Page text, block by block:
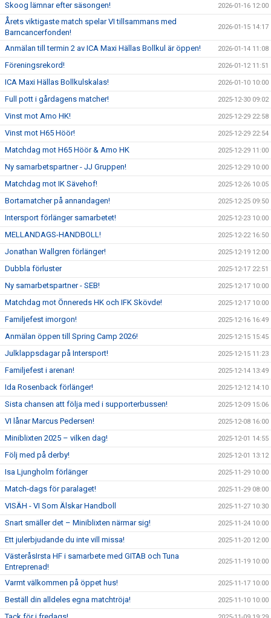
Skoog lämnar efter säsongen! 2026-01-16 12:00
Årets viktigaste match spelar VI tillsammans med
Barncancerfonden!
2026-01-15 14:17
Anmälan till termin 2 av ICA Maxi Hällas Bollkul är öppen! 2026-01-14 11:08
Föreningsrekord! 2026-01-12 11:51
ICA Maxi Hällas Bollkulskalas! 2026-01-10 10:00
Full pott i gårdagens matcher! 2025-12-30 09:02
Vinst mot Amo HK! 2025-12-29 22:58
Vinst mot H65 Höör! 2025-12-29 22:54
Matchdag mot H65 Höör & Amo HK 2025-12-29 11:00
Ny samarbetspartner - JJ Gruppen! 2025-12-29 10:00
Matchdag mot IK Sävehof! 2025-12-26 10:05
Bortamatcher på annandagen! 2025-12-25 09:50
Intersport förlänger samarbetet! 2025-12-23 10:00
MELLANDAGS-HANDBOLL! 2025-12-22 16:50
Jonathan Wallgren förlänger! 2025-12-19 12:00
Dubbla förluster 2025-12-17 22:51
Ny samarbetspartner - SEB! 2025-12-17 10:00
Matchdag mot Önnereds HK och IFK Skövde! 2025-12-17 10:00
Familjefest imorgon! 2025-12-16 16:49
Anmälan öppen till Spring Camp 2026! 2025-12-15 15:45
Julklappsdagar på Intersport! 2025-12-15 11:23
Familjefest i arenan! 2025-12-14 13:49
Ida Rosenback förlänger! 2025-12-12 14:10
Sista chansen att följa med i supporterbussen! 2025-12-09 15:06
VI lånar Marcus Pedersen! 2025-12-08 16:00
Miniblixten 2025 – vilken dag! 2025-12-01 14:55
Följ med på derby! 2025-12-01 13:12
Isa Ljungholm förlänger 2025-11-29 10:00
Match-dags för paralaget! 2025-11-29 08:00
VISÄH - VI Som Älskar Handboll 2025-11-27 10:30
Snart smäller det – Miniblixten närmar sig! 2025-11-24 10:00
Ett julerbjudande du inte vill missa! 2025-11-20 12:00
VästeråsIrsta HF i samarbete med GITAB och Tuna
Entreprenad!
2025-11-19 10:00
Varmt välkommen på öppet hus! 2025-11-17 10:00
Beställ din alldeles egna matchtröja! 2025-11-10 10:00